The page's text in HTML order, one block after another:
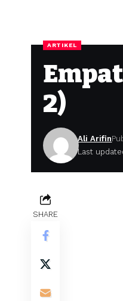
ARTIKEL
2)
Last
Ali Arifin
SHARE